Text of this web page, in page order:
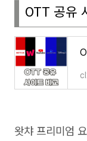
OTT 공유
왓챠 프리미엄